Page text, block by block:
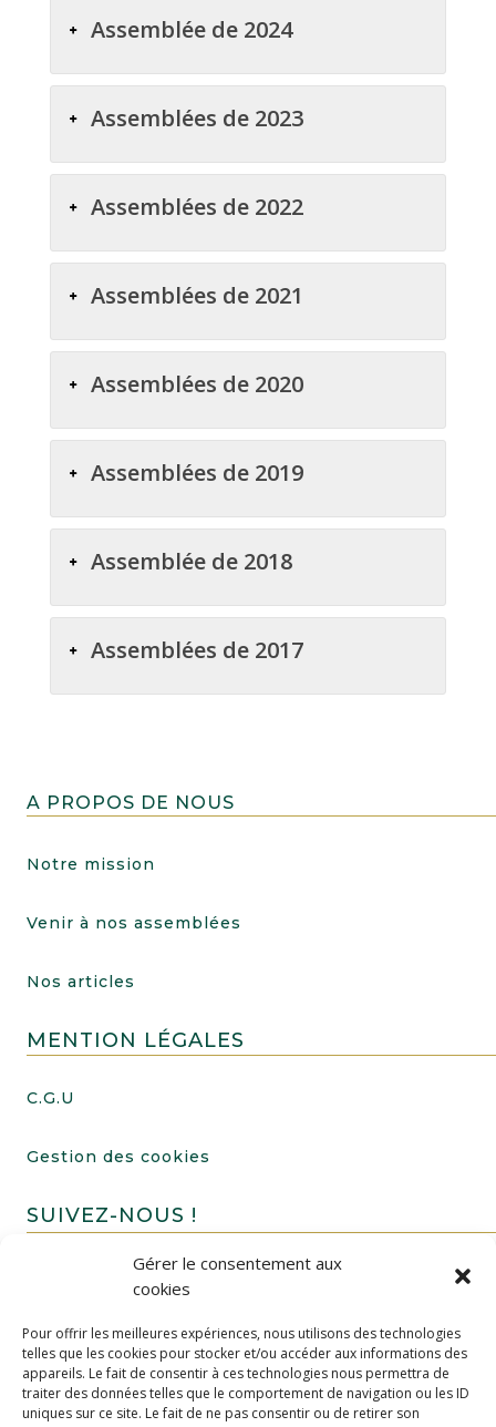
Gérer le consentement aux
cookies
Pour offrir les meilleures expériences, nous utilisons des technologies
telles que les cookies pour stocker et/ou accéder aux informations des
appareils. Le fait de consentir à ces technologies nous permettra de
traiter des données telles que le comportement de navigation ou les ID
uniques sur ce site. Le fait de ne pas consentir ou de retirer son
Assemblée de 2024
Assemblées de 2023
Assemblées de 2022
Assemblées de 2021
Assemblées de 2020
Assemblées de 2019
Assemblée de 2018
Assemblées de 2017
A PROPOS DE NOUS
Notre mission
Venir à nos assemblées
Nos articles
MENTION LÉGALES
C.G.U
Gestion des cookies
SUIVEZ-NOUS !